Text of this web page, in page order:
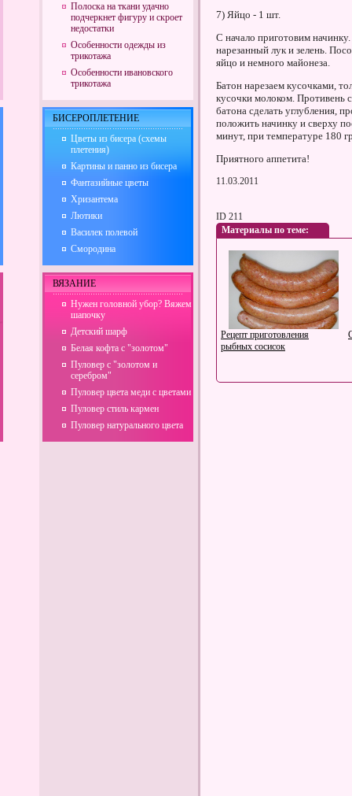
7) Яйцо - 1 шт.
С начало приготовим
нарезанный лук и зелень.
яйцо и немного майонеза.
Батон нарезаем кусочками,
кусочки молоком. Противень
батона сделать углубления,
положить начинку и сверху
минут, при температуре 180
Приятного аппетита!
11.03.2011
ID 211
Материалы по теме:
Рецепт приготовления
рыбных сосисок
Полоска на ткани удачно
подчеркнет фигуру и скроет
недостатки
Особенности одежды из
трикотажа
Особенности ивановского
трикотажа
БИСЕРОПЛЕТЕНИЕ
Цветы из бисера (схемы
плетения)
Картины и панно из бисера
Фантазийные цветы
Хризантема
Лютики
Василек полевой
Смородина
ВЯЗАНИЕ
Нужен головной убор? Вяжем
шапочку
Детский шарф
Белая кофта с "золотом"
Пуловер с "золотом и
серебром"
Пуловер цвета меди с цветами
Пуловер стиль кармен
Пуловер натурального цвета